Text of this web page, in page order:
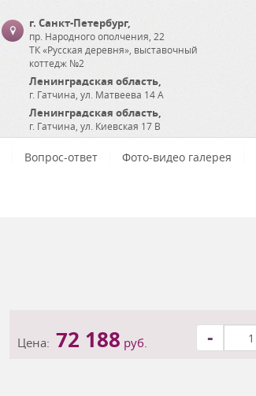
г. Санкт-Петербург,
пр. Народного ополчения, 22
ТК «Русская деревня», выставочный
коттедж №2
Ленинградская область,
г. Гатчина ул. Матвеева 14 А
Ленинградская область,
г. Гатчина ул. Киевская 17 В
Вопрос-ответ Фото-видео галерея
Цена: 72 188 руб. -